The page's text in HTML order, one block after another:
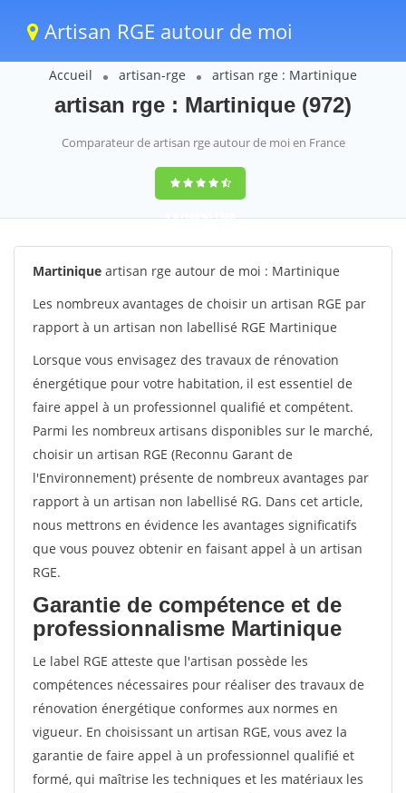
Artisan RGE autour de moi
Accueil artisan-rge artisan rge : Martinique
artisan rge : Martinique (972)
Comparateur de artisan rge autour de moi en France
9,6(100%)1388
votes
Martinique artisan rge autour de moi : Martinique
Les nombreux avantages de choisir un artisan RGE par
rapport à un artisan non labellisé RGE Martinique
Lorsque vous envisagez des travaux de rénovation
énergétique pour votre habitation, il est essentiel de
faire appel à un professionnel qualifié et compétent.
Parmi les nombreux artisans disponibles sur le marché,
choisir un artisan RGE (Reconnu Garant de
l'Environnement) présente de nombreux avantages par
rapport à un artisan non labellisé RG. Dans cet article,
nous mettrons en évidence les avantages significatifs
que vous pouvez obtenir en faisant appel à un artisan
RGE.
Garantie de compétence et de
professionnalisme Martinique
Le label RGE atteste que l'artisan possède les
compétences nécessaires pour réaliser des travaux de
rénovation énergétique conformes aux normes en
vigueur. En choisissant un artisan RGE, vous avez la
garantie de faire appel à un professionnel qualifié et
formé, qui maîtrise les techniques et les matériaux les